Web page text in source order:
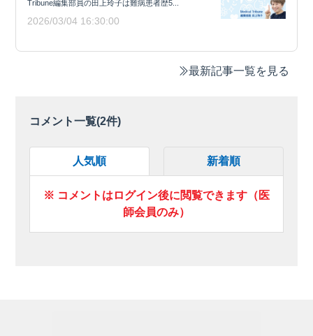
Tribune編集部員の田上玲子は難病患者歴5...
2026/03/04 16:30:00
最新記事一覧を見る
コメント一覧(2件)
人気順 新着順
※ コメントはログイン後に閲覧できます（医
師会員のみ）